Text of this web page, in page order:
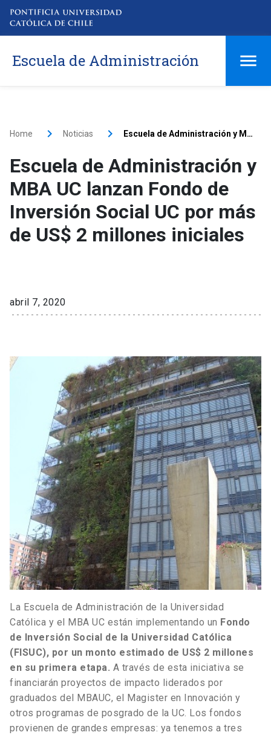
Escuela de Administración
Home Noticias Escuela de Administración y MBA UC lanzan Fondo de Inversión Social UC por más de US$ 2 millones iniciales
Escuela de Administración y
MBA UC lanzan Fondo de
Inversión Social UC por más
de US$ 2 millones iniciales
abril 7, 2020
La Escuela de Administración de la Universidad
Católica y el MBA UC están implementando un Fondo
de Inversión Social de la Universidad Católica
(FISUC), por un monto estimado de US$ 2 millones
en su primera etapa. A través de esta iniciativa se
financiarán proyectos de impacto liderados por
graduados del MBAUC, el Magister en Innovación y
otros programas de posgrado de la UC. Los fondos
provienen de grandes empresas: ya tenemos a tres